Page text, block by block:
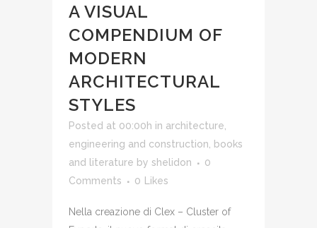
A VISUAL
COMPENDIUM OF
MODERN
ARCHITECTURAL
STYLES
Posted at 00:00h in architecture,
engineering and construction, books
and literature by shelidon
0
Comments
0 Likes
Nella creazione di Clex – Cluster of